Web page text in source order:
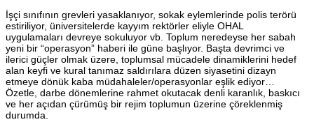
İşçi sınıfının grevleri yasaklanıyor, sokak eylemlerinde polis terörü
estiriliyor, üniversitelerde kayyım rektörler eliyle OHAL
uygulamaları devreye sokuluyor vb. Toplum neredeyse her sabah
yeni bir “operasyon” haberi ile güne başlıyor. Başta devrimci ve
ilerici güçler olmak üzere, toplumsal mücadele dinamiklerini hedef
alan keyfi ve kural tanımaz saldırılara düzen siyasetini dizayn
etmeye dönük kaba müdahaleler/operasyonlar eşlik ediyor…
Özetle, darbe dönemlerine rahmet okutacak denli karanlık, baskıcı
ve her açıdan çürümüş bir rejim toplumun üzerine çöreklenmiş
durumda.